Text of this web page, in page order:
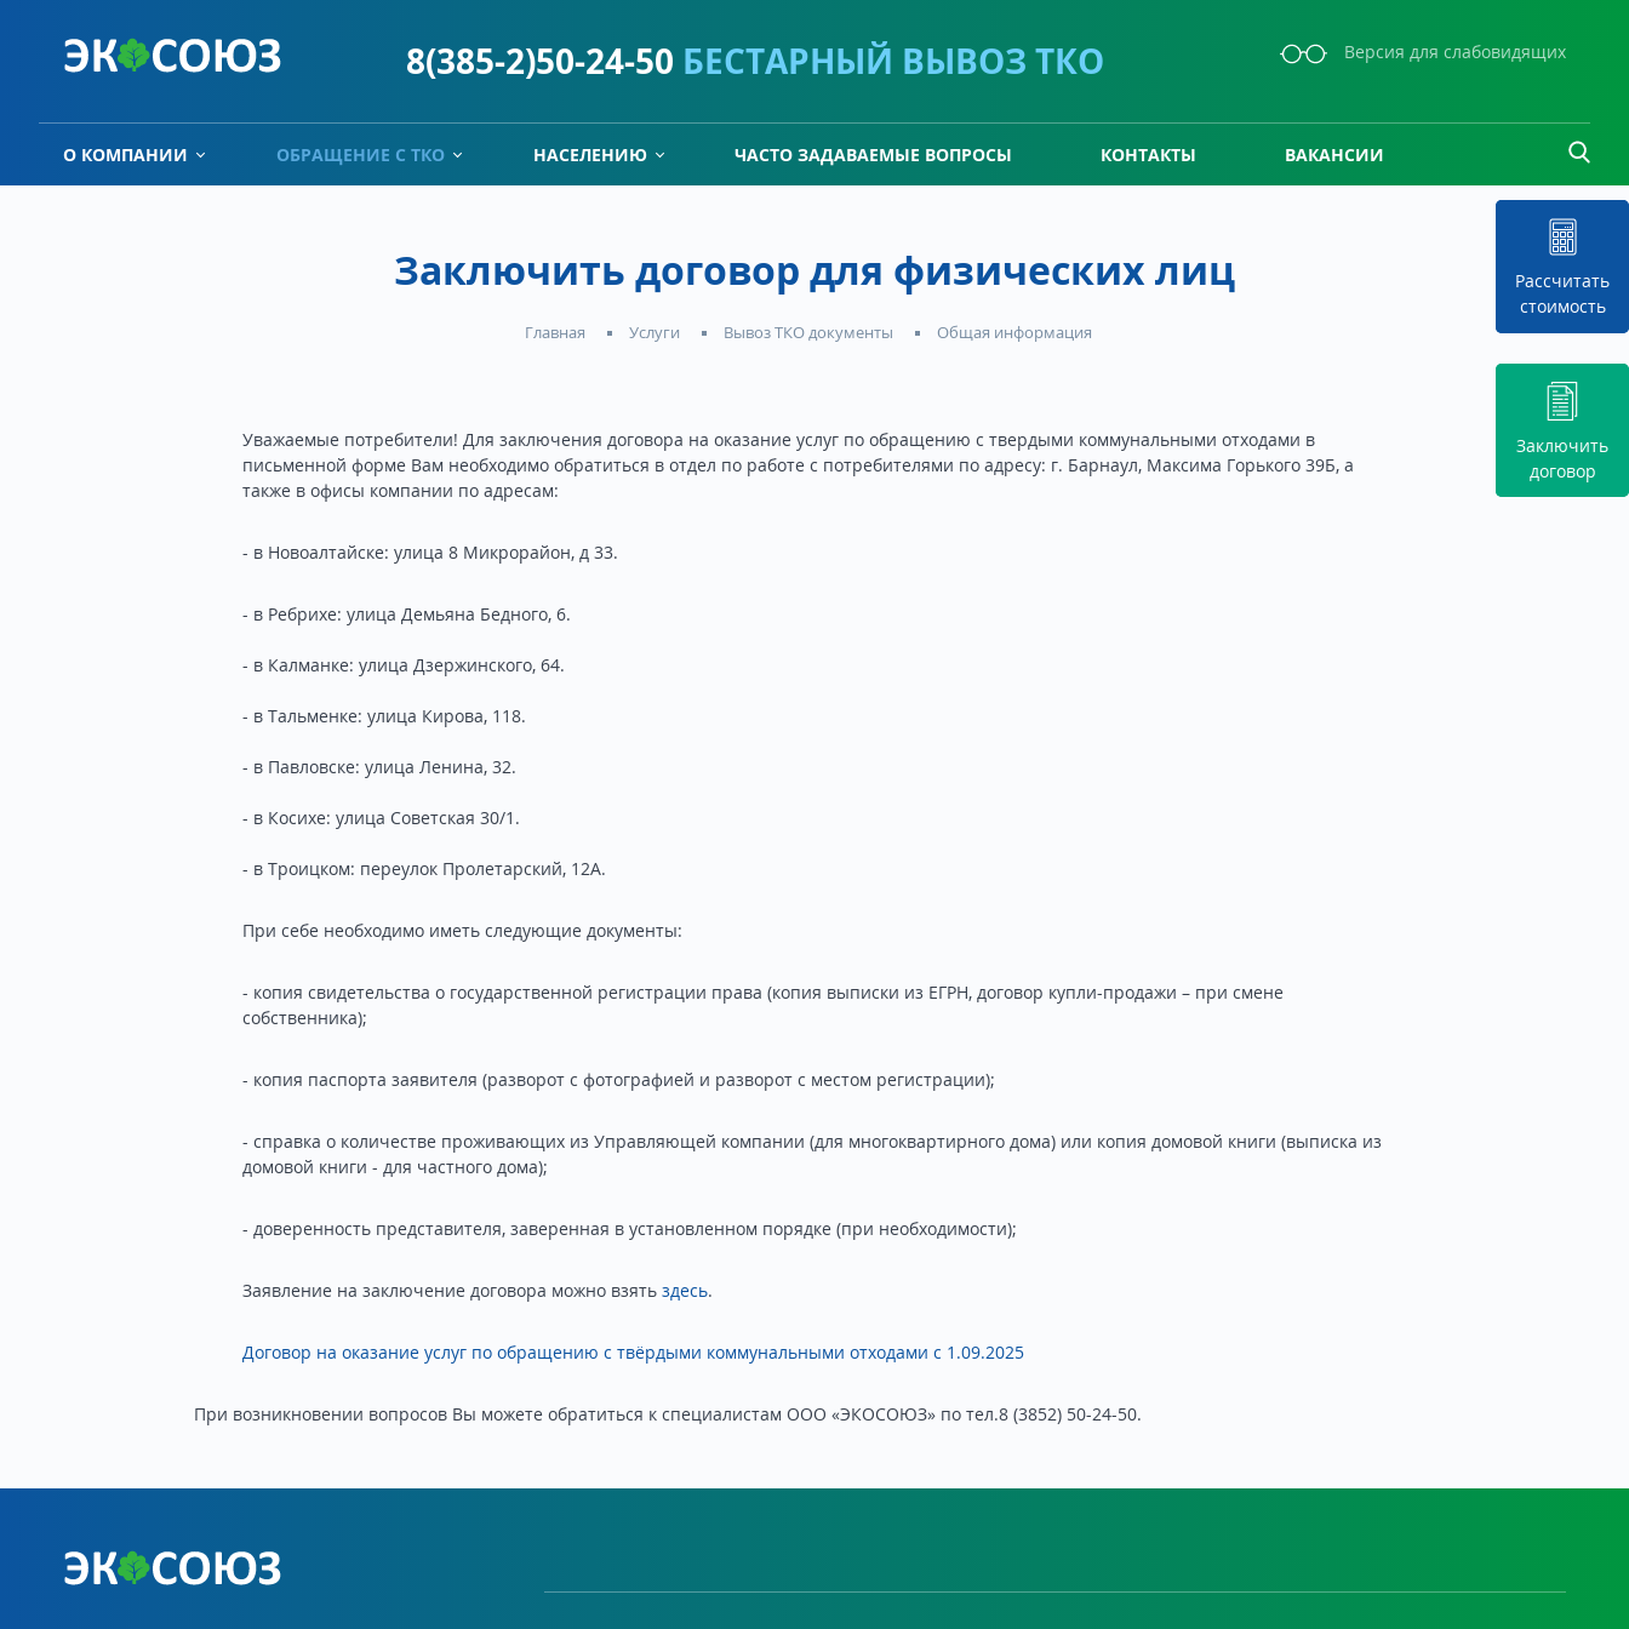
8(385-2)50-24-50 БЕСТАРНЫЙ ВЫВОЗ ТКО Версия для слабовидящих
О КОМПАНИИ ОБРАЩЕНИЕ С ТКО НАСЕЛЕНИЮ ЧАСТО ЗАДАВАЕМЫЕ ВОПРОСЫ КОНТАКТЫ ВАКАНСИИ
Заключить договор для физических лиц
Главная Услуги Вывоз ТКО документы Общая информация
Уважаемые потребители! Для заключения договора на оказание услуг по обращению с твердыми коммунальными отходами в
письменной форме Вам необходимо обратиться в отдел по работе с потребителями по адресу: г. Барнаул, Максима Горького 39Б, а
также в офисы компании по адресам:
- в Новоалтайске: улица 8 Микрорайон, д 33.
- в Ребрихе: улица Демьяна Бедного, 6.
- в Калманке: улица Дзержинского, 64.
- в Тальменке: улица Кирова, 118.
- в Павловске: улица Ленина, 32.
- в Косихе: улица Советская 30/1.
- в Троицком: переулок Пролетарский, 12А.
При себе необходимо иметь следующие документы:
- копия свидетельства о государственной регистрации права (копия выписки из ЕГРН, договор купли-продажи – при смене
собственника);
- копия паспорта заявителя (разворот с фотографией и разворот с местом регистрации);
- справка о количестве проживающих из Управляющей компании (для многоквартирного дома) или копия домовой книги (выписка из
домовой книги - для частного дома);
- доверенность представителя, заверенная в установленном порядке (при необходимости);
Заявление на заключение договора можно взять здесь.
Договор на оказание услуг по обращению с твёрдыми коммунальными отходами с 1.09.2025
При возникновении вопросов Вы можете обратиться к специалистам ООО «ЭКОСОЮЗ» по тел.8 (3852) 50-24-50.
Для
Для
Рассчитать
стоимость
Для
Для
Заключить
договор